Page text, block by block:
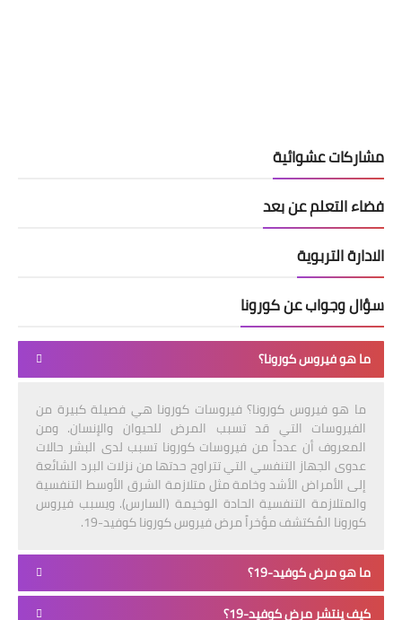
مشاركات عشوائية
فضاء التعلم عن بعد
الادارة التربوية
سؤال وجواب عن كورونا
ما هو فيروس كورونا؟
ما هو فيروس كورونا؟ فيروسات كورونا هي فصيلة كبيرة من
الفيروسات التي قد تسبب المرض للحيوان والإنسان. ومن
المعروف أن عدداً من فيروسات كورونا تسبب لدى البشر حالات
عدوى الجهاز التنفسي التي تتراوح حدتها من نزلات البرد الشائعة
إلى الأمراض الأشد وخامة مثل متلازمة الشرق الأوسط التنفسية
والمتلازمة التنفسية الحادة الوخيمة (السارس). ويسبب فيروس
كورونا المُكتشف مؤخراً مرض فيروس كورونا كوفيد-19.
ما هو مرض كوفيد-19؟
كيف ينتشر مرض كوفيد-19؟